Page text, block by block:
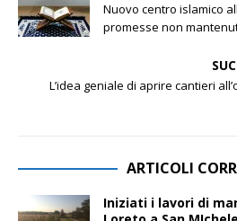
Nuovo centro islamico
promesse non
L’idea geniale di aprire cantieri
ARTICOLI
Iniziati i lavori di